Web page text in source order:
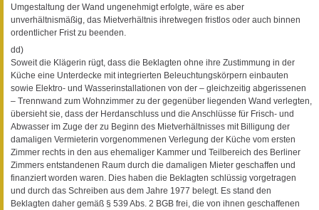
Umgestaltung der Wand ungenehmigt erfolgte, wäre es aber
unverhältnismäßig, das Mietverhältnis ihretwegen fristlos oder auch binnen
ordentlicher Frist zu beenden.
dd)
Soweit die Klägerin rügt, dass die Beklagten ohne ihre Zustimmung in der
Küche eine Unterdecke mit integrierten Beleuchtungskörpern einbauten
sowie Elektro- und Wasserinstallationen von der – gleichzeitig abgerissenen
– Trennwand zum Wohnzimmer zu der gegenüber liegenden Wand verlegten,
übersieht sie, dass der Herdanschluss und die Anschlüsse für Frisch- und
Abwasser im Zuge der zu Beginn des Mietverhältnisses mit Billigung der
damaligen Vermieterin vorgenommenen Verlegung der Küche vom ersten
Zimmer rechts in den aus ehemaliger Kammer und Teilbereich des Berliner
Zimmers entstandenen Raum durch die damaligen Mieter geschaffen und
finanziert worden waren. Dies haben die Beklagten schlüssig vorgetragen
und durch das Schreiben aus dem Jahre 1977 belegt. Es stand den
Beklagten daher gemäß § 539 Abs. 2 BGB frei, die von ihnen geschaffenen